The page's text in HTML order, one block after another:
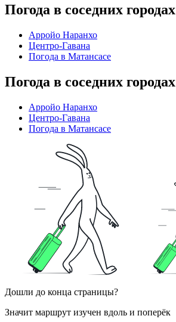
Погода в соседних городах
Арройо Наранхо
Центро-Гавана
Погода в Матансасе
Погода в соседних городах
Арройо Наранхо
Центро-Гавана
Погода в Матансасе
Дошли до конца страницы?
Значит маршрут изучен вдоль и поперёк